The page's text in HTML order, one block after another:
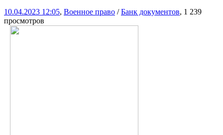
10.04.2023 12:05, Военное право /Банк документов, 1 239
просмотров